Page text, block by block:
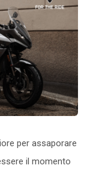
per assaporare
il momento